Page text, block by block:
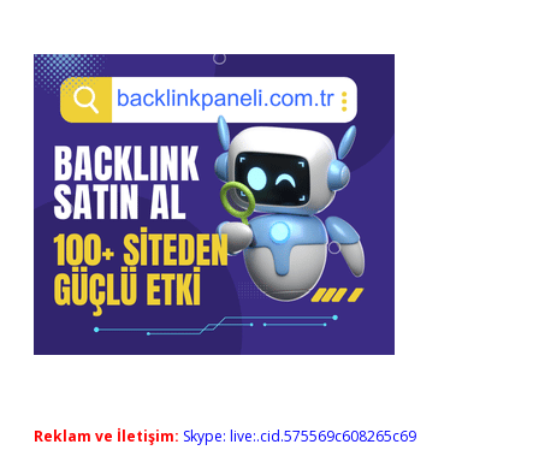
Reklam ve İletişim: Skype: live:.cid.575569c608265c69